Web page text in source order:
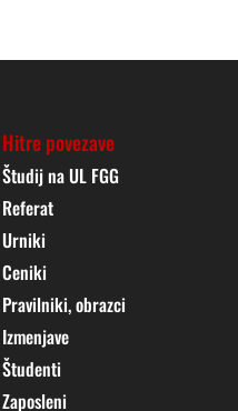
Hitre povezave
Študij na UL FGG
Referat
Urniki
Ceniki
Pravilniki, obrazci
Izmenjave
Študenti
Zaposleni